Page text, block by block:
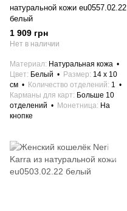
натуральной кожи eu0557.02.22
белый
1 909 грн
Нет в наличии
Материал
Натуральная кожа
Цвет
Белый Размер 14 x 10
см
Количество отделений 1
Карманы для карт
Больше 10
отделений
Монетница На
кнопке